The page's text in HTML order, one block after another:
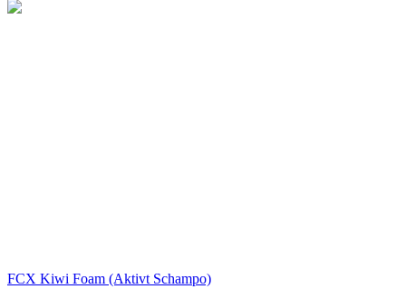
FCX Kiwi Foam (Aktivt Schampo)